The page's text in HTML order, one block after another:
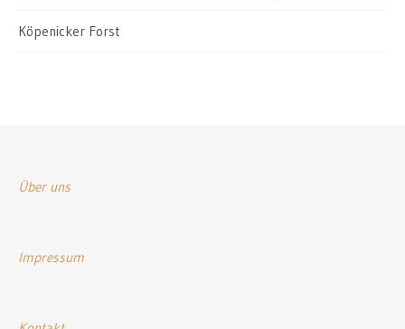
Köpenicker Forst
Über uns
Impressum